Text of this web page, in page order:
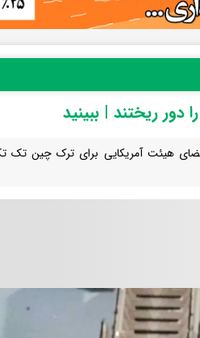
ریختند | ببینید
هیئت آمریکایی برای ترک چین تک